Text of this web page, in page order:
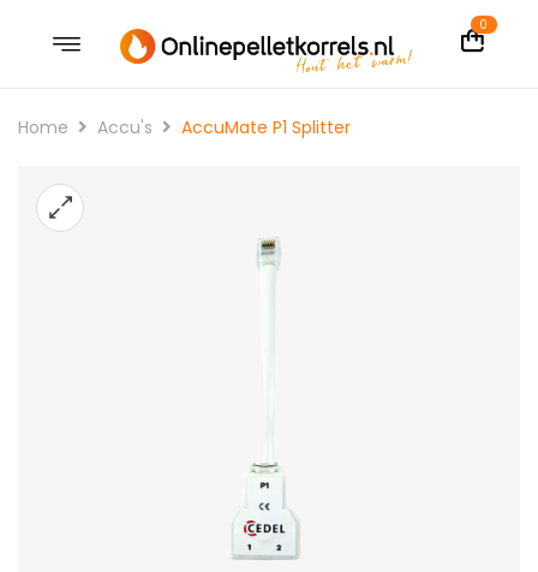
0
Home Accu's AccuMate P1 Splitter